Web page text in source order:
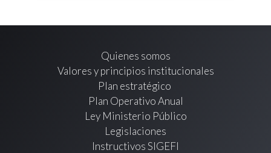
Quienes somos
Valores y principios institucionales
Plan estratégico
Plan Operativo Anual
Ley Ministerio Público
Legislaciones
Instructivos SIGEFI